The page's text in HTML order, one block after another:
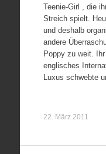
Teenie-Girl , die
Streich spielt.
und deshalb
andere
Poppy zu weit.
englisches
Luxus schwebte
22. März 2011